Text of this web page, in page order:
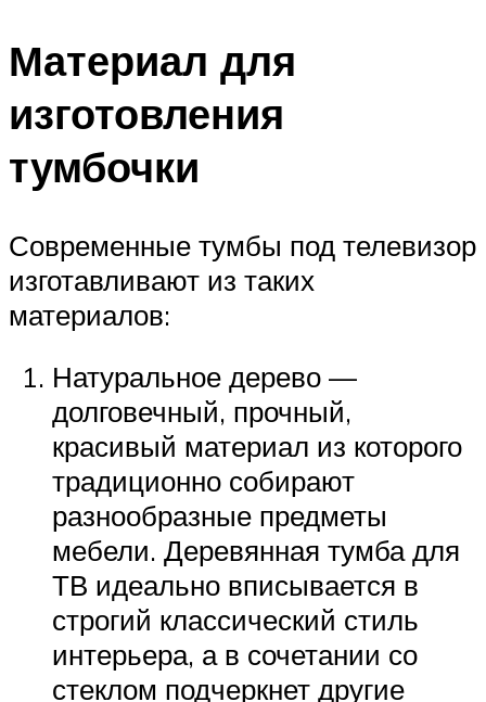
Материал для
изготовления
тумбочки
Современные тумбы под телевизор
изготавливают из таких
материалов:
Натуральное дерево —
долговечный, прочный,
красивый материал из которого
традиционно собирают
разнообразные предметы
мебели. Деревянная тумба для
ТВ идеально вписывается в
строгий классический стиль
интерьера, а в сочетании со
стеклом подчеркнет другие